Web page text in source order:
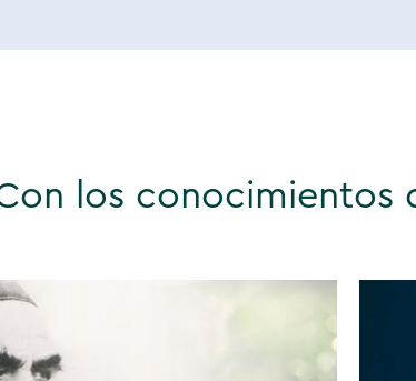
los conocimientos